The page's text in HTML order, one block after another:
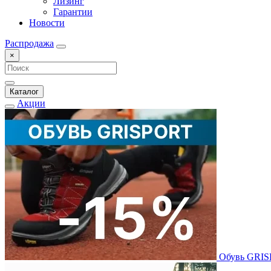
Гарантии
Новости
Распродажа
×
Каталог
Акции
Обувь